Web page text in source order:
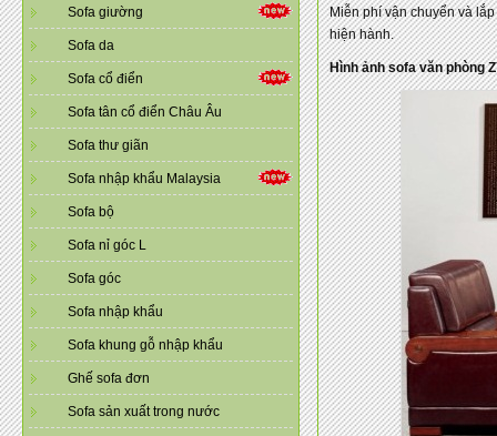
Sofa giường
Sofa da
Sofa cổ điển
Sofa tân cổ điển Châu Âu
Sofa thư giãn
Sofa nhập khẩu Malaysia
Sofa bộ
Sofa nỉ góc L
Sofa góc
Sofa nhập khẩu
Sofa khung gỗ nhập khẩu
Ghế sofa đơn
Sofa sản xuất trong nước
Miễn phí vận chuyển và
hiện hành.
Hình ảnh sofa văn phòng